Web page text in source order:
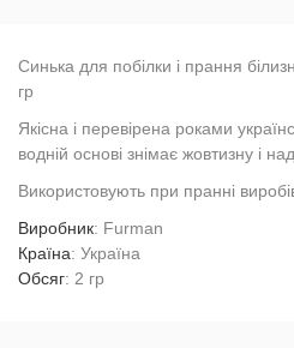
Синька для побілки і прання
гр
Якісна і перевірена роками
водній основі знімає жовтизну і
Використовують при пранні
Виробник: Furman
Країна: Україна
Обсяг: 2 гр